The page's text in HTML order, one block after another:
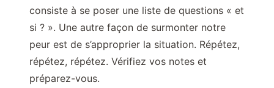
consiste à se poser une liste de questions « et
si ? ». Une autre façon de surmonter notre
peur est de s’approprier la situation. Répétez,
répétez, répétez. Vérifiez vos notes et
préparez-vous.